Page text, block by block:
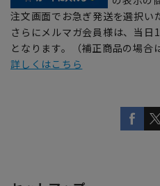
注文画面でお急ぎ発送を選択い
さらにメルマガ会員様は、当
となります。（補正商品の場合
詳しくはこちら